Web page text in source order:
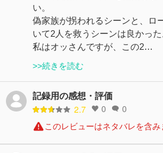
い。
偽家族が拐われるシーンと、ロ
いて2人を救うシーンは良かった
私はオッさんですが、この2…
>>続きを読む
記録用の感想・評価
2.7 0 0
このレビューはネタバレを含み